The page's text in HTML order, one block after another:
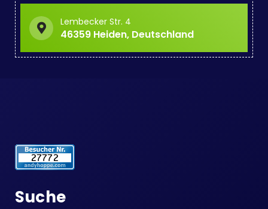
Lembecker Str. 4
46359 Heiden, Deutschland
Suche